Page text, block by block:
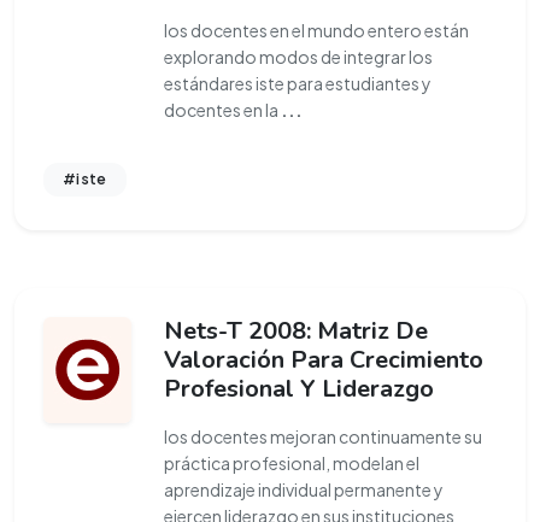
los docentes en el mundo entero están
explorando modos de integrar los
estándares iste para estudiantes y
docentes en la ...
#iste
Nets-T 2008: Matriz De
Valoración Para Crecimiento
Profesional Y Liderazgo
los docentes mejoran continuamente su
práctica profesional, modelan el
aprendizaje individual permanente y
ejercen liderazgo en sus instituciones